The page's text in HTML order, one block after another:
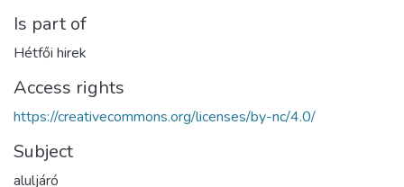
Is part of
Hétfői hirek
Access rights
https://creativecommons.org/licenses/by-nc/4.0/
Subject
aluljáró